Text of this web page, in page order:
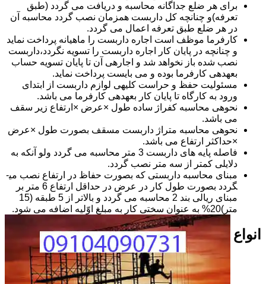
برای هر ضلع جداگانه محاسبه و دریافت می گردد (طبق
تعرفه)و چنانچه کل داربست همزمان نصب گردد محاسبه آن
در هر ضلع طبق تعرفه اعمال می گردد.
کارفرما موظف است اجاره داربست را ماهیانه پرداخت نماید
و چنانچه در پایان کار اجاره داربست را تسویه نگردد،داربست
نصب شده باز نخواهد شد و اجاره­ی آن تا پایان تسویه حساب
بعهده­ی کارفرما بوده و می بایست پرداخت نماید.
مسئولیت حفظ و حراست کلیه­ی لوازم داربست از ابتدای
ورود به کارگاه تا پایان کار بعهده­ی کارفرما می باشد.
نحوه­ی محاسبه کفراژ ساده طول ×عرض ×ارتفاع زیر سقف
می باشد.
نحوه­ی محاسبه متراژ داربست مسقف بصورت طول ×عرض
×حداکثر ارتفاع می باشد.
فاصله پایه های داربست 3 متر محاسبه می گردد ولو آنکه به
دلایلی کمتر از سه متر نصب گردد.
مبنای محاسبه داربستی که بصورت حفاظ در ارتفاع نصب می­
گردد بصورت طول کار در عرض در حداقل ارتفاع 6 متر بر
مبنای ریالی بند 2 محاسبه می گردد و بالاتر از 5 طبقه (15
متر)20% به عنوان سختی کار به مبلغ اوّلیه اضافه می شود.
انواع